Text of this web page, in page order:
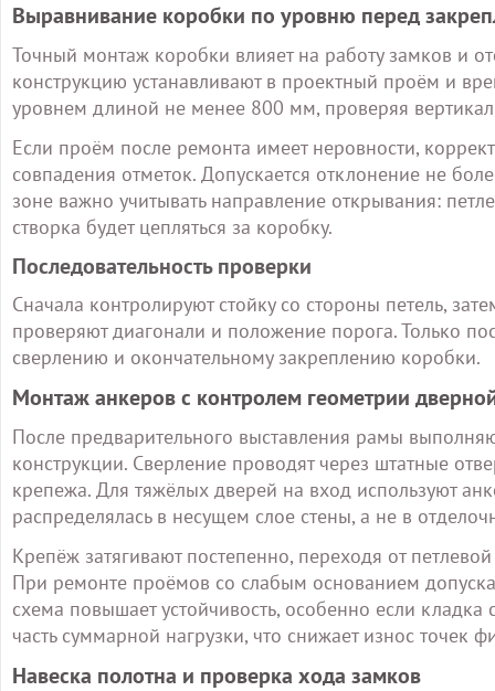
Выравнивание коробки по уровню перед
Точный монтаж коробки влияет на работу замков и
конструкцию устанавливают в проектный проём и
уровнем длиной не менее 800 мм, проверяя
Если проём после ремонта имеет неровности,
совпадения отметок. Допускается отклонение не
зоне важно учитывать направление открывания:
створка будет цепляться за коробку.
Последовательность проверки
Сначала контролируют стойку со стороны петель,
проверяют диагонали и положение порога. Только
сверлению и окончательному закреплению коробки.
Монтаж анкеров с контролем геометрии
После предварительного выставления рамы
конструкции. Сверление проводят через штатные
крепежа. Для тяжёлых дверей на вход используют
распределялась в несущем слое стены, а не в
Крепёж затягивают постепенно, переходя от
При ремонте проёмов со слабым основанием
схема повышает устойчивость, особенно если
часть суммарной нагрузки, что снижает износ точек
Навеска полотна и проверка хода замков